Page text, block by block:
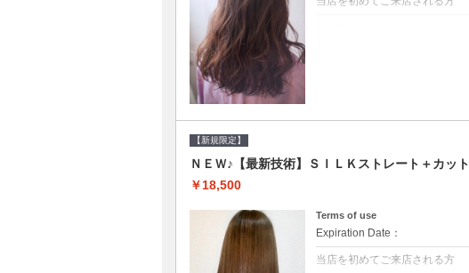
【新規限定】
ＮＥＷ♪【最新技術】ＳＩＬＫストレート＋カット
￥18,500
Terms of use
Expiration Date：
当店を初めてご来店される方